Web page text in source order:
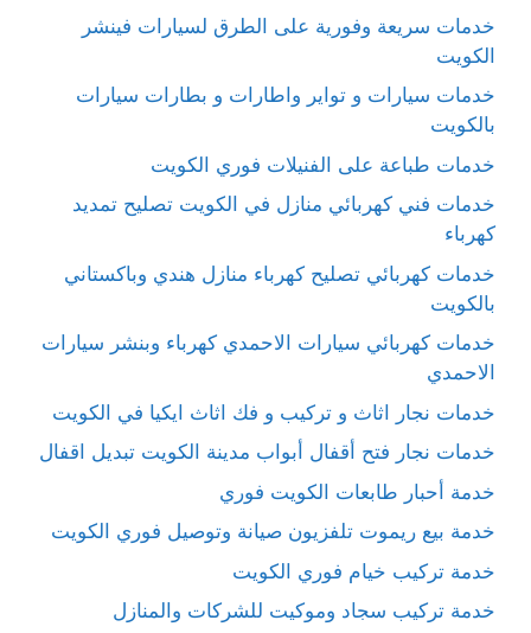
خدمات سريعة وفورية على الطرق لسيارات فينشر
الكويت
خدمات سيارات و تواير واطارات و بطارات سيارات
بالكويت
خدمات طباعة على الفنيلات فوري الكويت
خدمات فني كهربائي منازل في الكويت تصليح تمديد
كهرباء
خدمات كهربائي تصليح كهرباء منازل هندي وباكستاني
بالكويت
خدمات كهربائي سيارات الاحمدي كهرباء وبنشر سيارات
الاحمدي
خدمات نجار اثاث و تركيب و فك اثاث ايكيا في الكويت
خدمات نجار فتح أقفال أبواب مدينة الكويت تبديل اقفال
خدمة أحبار طابعات الكويت فوري
خدمة بيع ريموت تلفزيون صيانة وتوصيل فوري الكويت
خدمة تركيب خيام فوري الكويت
خدمة تركيب سجاد وموكيت للشركات والمنازل